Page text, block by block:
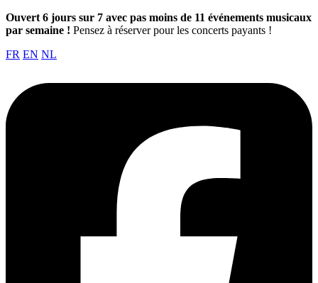
Ouvert 6 jours sur 7 avec pas moins de 11 événements musicaux
par semaine ! Pensez à réserver pour les concerts payants !
FR EN NL